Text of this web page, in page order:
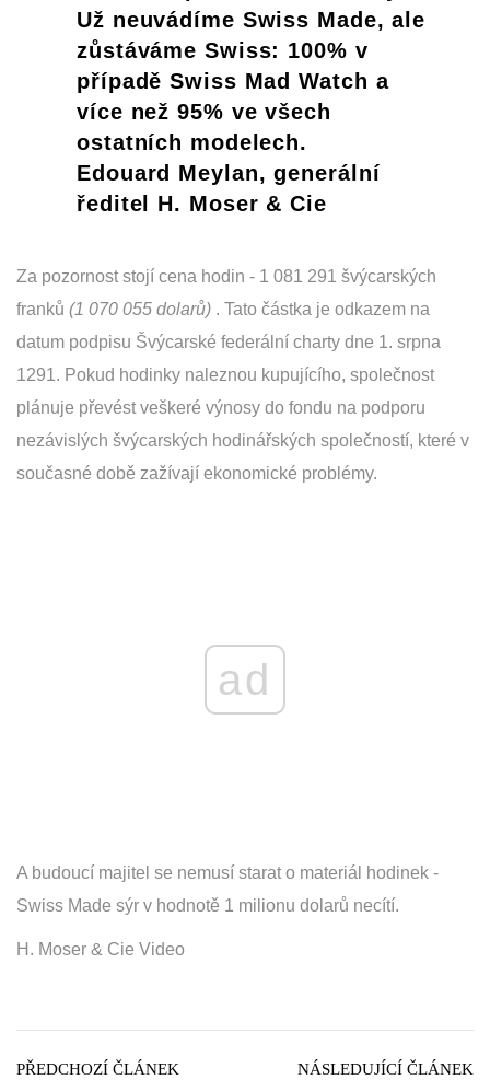
Už neuvádíme Swiss Made, ale
zůstáváme Swiss: 100% v
případě Swiss Mad Watch a
více než 95% ve všech
ostatních modelech.
Edouard Meylan, generální
ředitel H. Moser & Cie
Za pozornost stojí cena hodin - 1 081 291 švýcarských
franků (1 070 055 dolarů) . Tato částka je odkazem na
datum podpisu Švýcarské federální charty dne 1. srpna
1291. Pokud hodinky naleznou kupujícího, společnost
plánuje převést veškeré výnosy do fondu na podporu
nezávislých švýcarských hodinářských společností, které v
současné době zažívají ekonomické problémy.
ad
A budoucí majitel se nemusí starat o materiál hodinek -
Swiss Made sýr v hodnotě 1 milionu dolarů necítí.
H. Moser & Cie Video
PŘEDCHOZÍ ČLÁNEK
NÁSLEDUJÍCÍ ČLÁNEK